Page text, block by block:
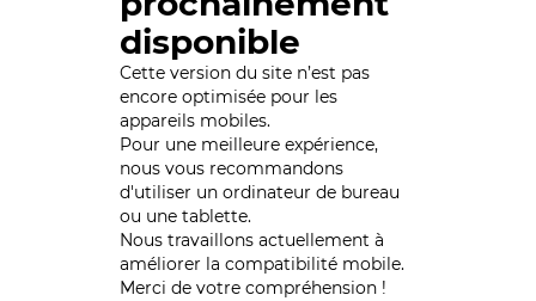
disponible
Cette version du site n’est pas
encore optimisée pour les
appareils mobiles.
Pour une meilleure expérience,
nous vous recommandons
d'utiliser un ordinateur de bureau
ou une tablette.
Nous travaillons actuellement à
améliorer la compatibilité mobile.
Merci de votre compréhension !